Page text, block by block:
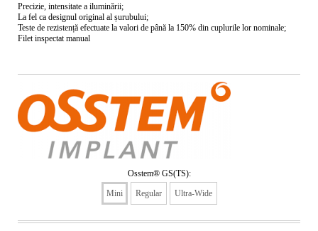
Precizie, intensitate a iluminării;
La fel ca designul original al șurubului;
Teste de rezistență efectuate la valori de până la 150% din cuplurile lor nominale;
Filet inspectat manual
Osstem® GS(TS):
Mini
Regular Ultra-Wide